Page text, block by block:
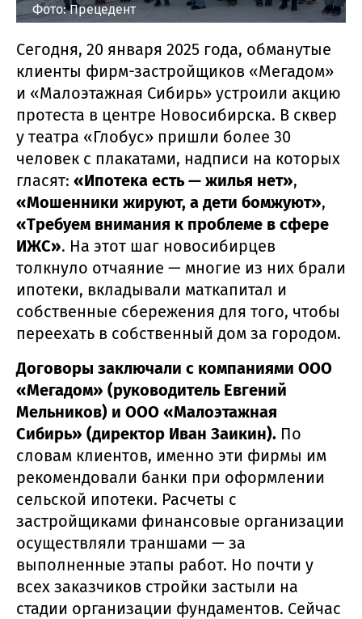
Фото: Прецедент
Сегодня, 20 января 2025 года, обманутые
клиенты фирм-застройщиков «Мегадом»
и «Малоэтажная Сибирь» устроили акцию
протеста в центре Новосибирска. В сквер
у театра «Глобус» пришли более 30
человек с плакатами, надписи на которых
гласят: «Ипотека есть — жилья нет»,
«Мошенники жируют, а дети бомжуют»,
«Требуем внимания к проблеме в сфере
ИЖС». На этот шаг новосибирцев
толкнуло отчаяние — многие из них брали
ипотеки, вкладывали маткапитал и
собственные сбережения для того, чтобы
переехать в собственный дом за городом.
Договоры заключали с компаниями ООО
«Мегадом» (руководитель Евгений
Мельников) и ООО «Малоэтажная
Сибирь» (директор Иван Заикин). По
словам клиентов, именно эти фирмы им
рекомендовали банки при оформлении
сельской ипотеки. Расчеты с
застройщиками финансовые организации
осуществляли траншами — за
выполненные этапы работ. Но почти у
всех заказчиков стройки застыли на
стадии организации фундаментов. Сейчас